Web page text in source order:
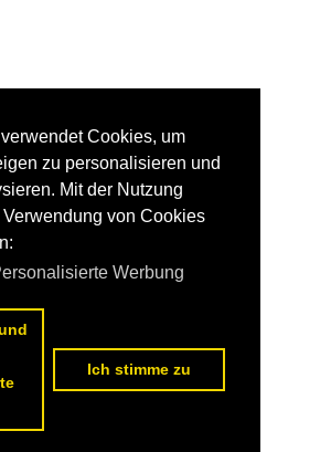
Cookies, um
zu personalisieren und
Mit der Nutzung
von Cookies
Werbung
Ich stimme zu